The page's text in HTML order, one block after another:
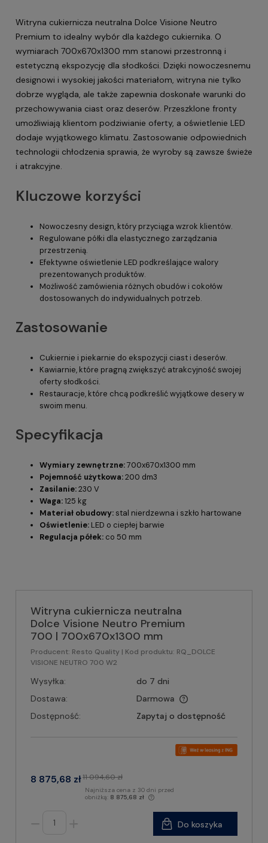
Witryna cukiernicza neutralna Dolce Visione Neutro
Premium to idealny wybór dla każdego cukiernika. O
wymiarach 700x670x1300 mm stanowi przestronną i
estetyczną ekspozycję dla słodkości. Dzięki nowoczesnemu
designowi i wysokiej jakości materiałom, witryna nie tylko
dobrze wygląda, ale także zapewnia doskonałe warunki do
przechowywania ciast oraz deserów. Przeszklone fronty
umożliwiają klientom podziwianie oferty, a oświetlenie LED
dodaje wyjątkowego klimatu. Zastosowanie odpowiednich
technologii chłodzenia sprawia, że wyroby są zawsze świeże
i atrakcyjne.
Kluczowe korzyści
Nowoczesny design, który przyciąga wzrok klientów.
Regulowane półki dla elastycznego zarządzania
przestrzenią.
Efektywne oświetlenie LED podkreślające walory
prezentowanych produktów.
Możliwość zamówienia różnych obudów i cokołów
dostosowanych do indywidualnych potrzeb.
Zastosowanie
Cukiernie i piekarnie do ekspozycji ciast i deserów.
Kawiarnie, które pragną zwiększyć atrakcyjność swojej
oferty słodkości.
Restauracje, które chcą podkreślić wyjątkowe desery w
swoim menu.
Specyfikacja
Wymiary zewnętrzne:700x670x1300 mm
Pojemność użytkowa:200 dm3
Zasilanie:230 V
Waga:125 kg
Materiał obudowy: stal nierdzewna i szkło hartowane
Oświetlenie: LED o ciepłej barwie
Regulacja półek: co 50 mm
Witryna cukiernicza neutralna
Dolce Visione Neutro Premium
700 | 700x670x1300 mm
Producent: Resto Quality | Kod produktu: RQ_DOLCE
VISIONE NEUTRO 700 W2
Wysyłka:
do 7 dni
Dostawa:
Darmowa
Dostępność:
Zapytaj o dostępność
8 875,68 zł11 094,60 zł
Najniższa cena z 30 dni przed
obniżką: 8 875,68 zł
Do koszyka